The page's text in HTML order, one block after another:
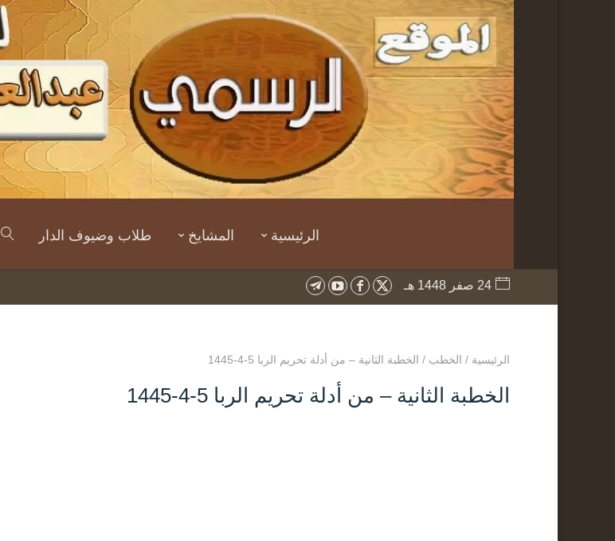
الرئيسية المشايخ طلاب وضيوف الدار
24 صفر 1448 هـ
الرئيسية / الخطب / الخطبة الثانية – من أدلة تحريم الربا 5-4-1445
الخطبة الثانية – من أدلة تحريم الربا 5-4-1445